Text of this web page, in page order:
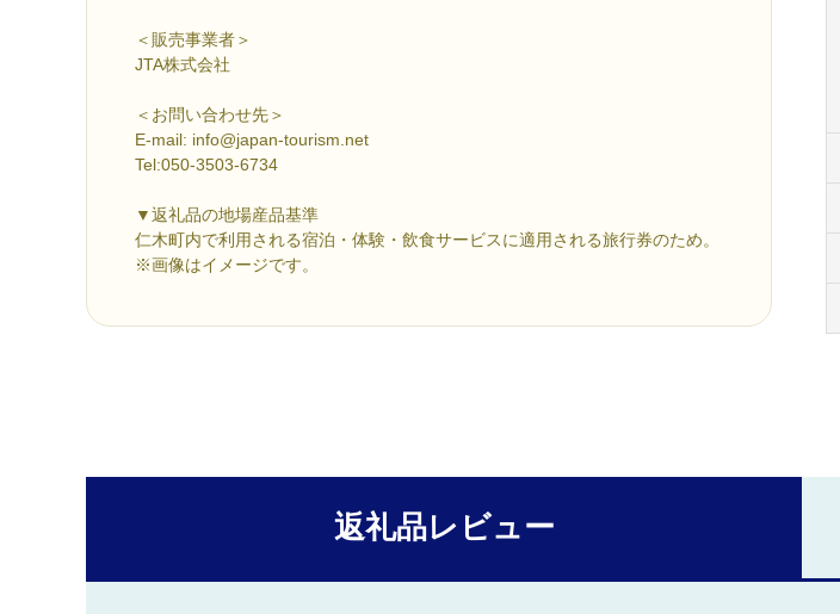
＜販売事業者＞
JTA株式会社
＜お問い合わせ先＞
E-mail: info@japan-tourism.net
Tel:050-3503-6734
▼返礼品の地場産品基準
仁木町内で利用される宿泊・体験・飲食サービスに適用される旅行券のため。
※画像はイメージです。
返礼品レビュー